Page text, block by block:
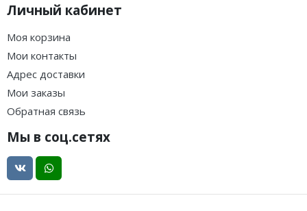
Личный кабинет
Моя корзина
Мои контакты
Адрес доставки
Мои заказы
Обратная связь
Мы в соц.сетях